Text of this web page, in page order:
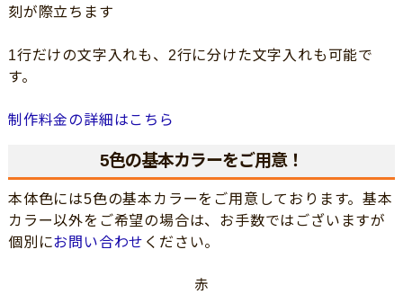
刻が際立ちます
1行だけの文字入れも、2行に分けた文字入れも可能で
す。
制作料金の詳細はこちら
5色の基本カラーをご用意！
本体色には5色の基本カラーをご用意しております。基本
カラー以外をご希望の場合は、お手数ではございますが
個別にお問い合わせ ください。
赤